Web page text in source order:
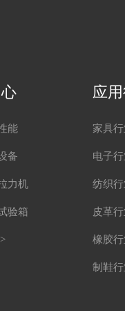
能
备
力机
验箱
应
家具
电子
纺织
皮革
橡胶
制鞋